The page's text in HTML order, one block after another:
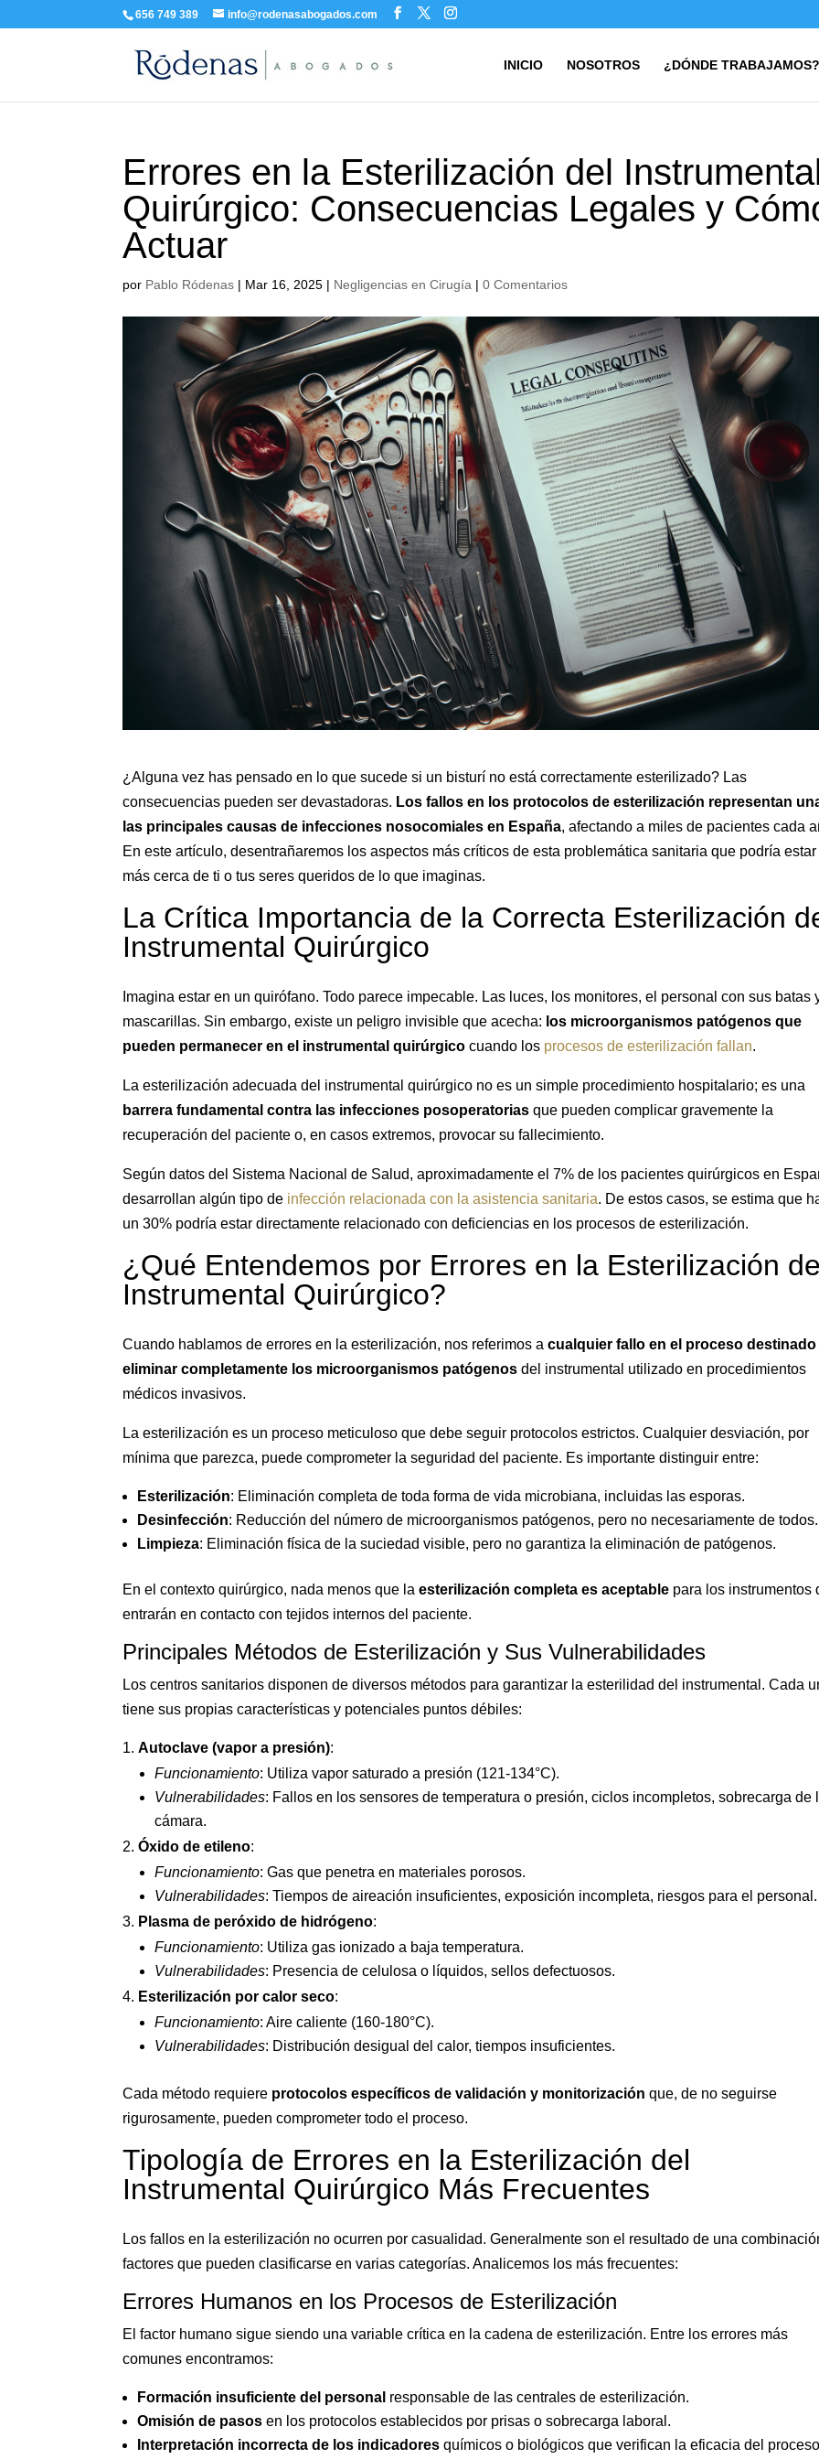
656 749 389 info@rodenasabogados.com
INICIO NOSOTROS ¿DÓNDE TRABAJAMOS?
Errores en la Esterilización del
Quirúrgico: Consecuencias Legales y
Actuar
por Pablo Ródenas | Mar 16, 2025 | Negligencias en Cirugía |0 Comentarios
¿Alguna vez has pensado en lo que sucede si un bisturí no está correctamente esterilizado? Las
consecuencias pueden ser devastadoras. Los fallos en los protocolos de esterilización representan
las principales causas de infecciones nosocomiales en España, afectando a miles de pacientes cada
En este artículo, desentrañaremos los aspectos más críticos de esta problemática sanitaria que podría estar
más cerca de ti o tus seres queridos de lo que imaginas.
La Crítica Importancia de la Correcta Esterilización
Instrumental Quirúrgico
Imagina estar en un quirófano. Todo parece impecable. Las luces, los monitores, el personal con sus batas
mascarillas. Sin embargo, existe un peligro invisible que acecha: los microorganismos patógenos que
pueden permanecer en el instrumental quirúrgico cuando los procesos de esterilización fallan.
La esterilización adecuada del instrumental quirúrgico no es un simple procedimiento hospitalario; es una
barrera fundamental contra las infecciones posoperatorias que pueden complicar gravemente la
recuperación del paciente o, en casos extremos, provocar su fallecimiento.
Según datos del Sistema Nacional de Salud, aproximadamente el 7% de los pacientes quirúrgicos en
desarrollan algún tipo de infección relacionada con la asistencia sanitaria. De estos casos, se estima que
un 30% podría estar directamente relacionado con deficiencias en los procesos de esterilización.
¿Qué Entendemos por Errores en la Esterilización
Instrumental Quirúrgico?
Cuando hablamos de errores en la esterilización, nos referimos acualquier fallo en el proceso destinado
eliminar completamente los microorganismos patógenos del instrumental utilizado en procedimientos
médicos invasivos.
La esterilización es un proceso meticuloso que debe seguir protocolos estrictos. Cualquier desviación, por
mínima que parezca, puede comprometer la seguridad del paciente. Es importante distinguir entre:
Esterilización: Eliminación completa de toda forma de vida microbiana, incluidas las esporas.
Desinfección: Reducción del número de microorganismos patógenos, pero no necesariamente de todos.
Limpieza: Eliminación física de la suciedad visible, pero no garantiza la eliminación de patógenos.
En el contexto quirúrgico, nada menos que laesterilización completa es aceptable para los instrumentos
entrarán en contacto con tejidos internos del paciente.
Principales Métodos de Esterilización y Sus Vulnerabilidades
Los centros sanitarios disponen de diversos métodos para garantizar la esterilidad del instrumental. Cada
tiene sus propias características y potenciales puntos débiles:
Autoclave (vapor a presión):
Funcionamiento: Utiliza vapor saturado a presión (121-134°C).
Vulnerabilidades: Fallos en los sensores de temperatura o presión, ciclos incompletos, sobrecarga de
cámara.
Óxido de etileno:
Funcionamiento: Gas que penetra en materiales porosos.
Vulnerabilidades: Tiempos de aireación insuficientes, exposición incompleta, riesgos para el personal.
Plasma de peróxido de hidrógeno:
Funcionamiento: Utiliza gas ionizado a baja temperatura.
Vulnerabilidades: Presencia de celulosa o líquidos, sellos defectuosos.
Esterilización por calor seco:
Funcionamiento: Aire caliente (160-180°C).
Vulnerabilidades: Distribución desigual del calor, tiempos insuficientes.
Cada método requiere protocolos específicos de validación y monitorización que, de no seguirse
rigurosamente, pueden comprometer todo el proceso.
Tipología de Errores en la Esterilización del
Instrumental Quirúrgico Más Frecuentes
Los fallos en la esterilización no ocurren por casualidad. Generalmente son el resultado de una
factores que pueden clasificarse en varias categorías. Analicemos los más frecuentes:
Errores Humanos en los Procesos de Esterilización
El factor humano sigue siendo una variable crítica en la cadena de esterilización. Entre los errores más
comunes encontramos:
Formación insuficiente del personal responsable de las centrales de esterilización.
Omisión de pasos en los protocolos establecidos por prisas o sobrecarga laboral.
Interpretación incorrecta de los indicadores químicos o biológicos que verifican la eficacia del